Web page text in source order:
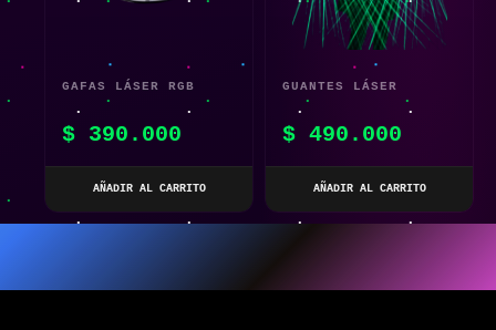
GAFAS LÁSER RGB
PARA ESCENARIOS Y
FIESTAS
$ 390.000
AÑADIR AL CARRITO
GUANTES LÁSER
MULTILÍNEA RGB
VERDES – LED
$ 490.000
AÑADIR AL CARRITO